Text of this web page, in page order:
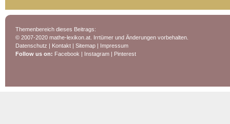
Themenbereich dieses Beitrags:
© 2007-2020 mathe-lexikon.at. Irrtümer und Änderungen vorbehalten.
Datenschutz | Kontakt | Sitemap | Impressum
Follow us on: Facebook | Instagram | Pinterest